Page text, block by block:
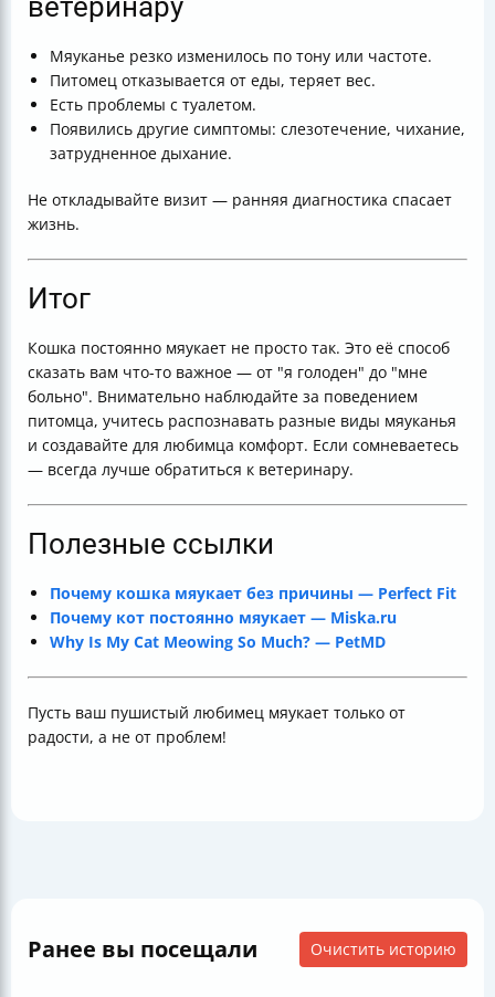
Мяуканье резко изменилось по тону или частоте.
Питомец отказывается от еды, теряет вес.
Есть проблемы с туалетом.
Появились другие симптомы: слезотечение, чихание,
затрудненное дыхание.
Не откладывайте визит — ранняя диагностика спасает
жизнь.
Итог
Кошка постоянно мяукает не просто так. Это её способ
сказать вам что-то важное — от "я голоден" до "мне
больно". Внимательно наблюдайте за поведением
питомца, учитесь распознавать разные виды мяуканья
и создавайте для любимца комфорт. Если сомневаетесь
— всегда лучше обратиться к ветеринару.
Полезные ссылки
Почему кошка мяукает без причины — Perfect Fit
Почему кот постоянно мяукает — Miska.ru
Why Is My Cat Meowing So Much? — PetMD
Пусть ваш пушистый любимец мяукает только от
радости, а не от проблем!
Ранее вы посещали Очистить историю